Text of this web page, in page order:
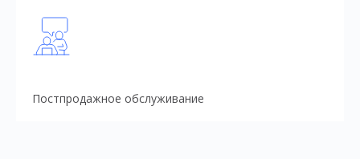
Постпродажное обслуживание